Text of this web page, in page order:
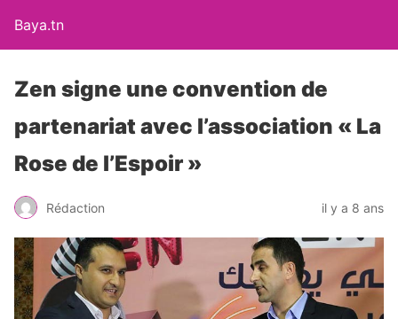
Baya.tn
Zen signe une convention de
partenariat avec l’association « La
Rose de l’Espoir »
Rédaction il y a 8 ans